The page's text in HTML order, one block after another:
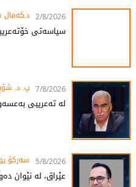
2/8/2026 د.کەمال
سیاسەتی
7/8/2026 پ. د.
لە تەعریبی
5/8/2026 سەرکۆ
عێراق، لە نێوان